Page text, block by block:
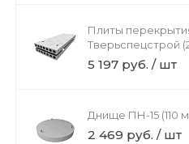
Плиты
Тверьспецстрой
мм)
5 197 руб. / шт
Днище ПН-15 (110
2 469 руб. / шт